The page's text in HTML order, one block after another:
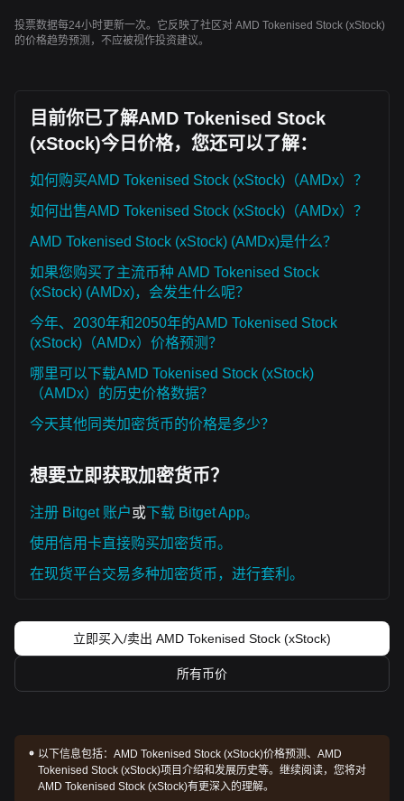
投票数据每24小时更新一次。它反映了社区对 AMD Tokenised Stock (xStock)
的价格趋势预测，不应被视作投资建议。
目前你已了解AMD Tokenised Stock
(xStock)今日价格，您还可以了解：
如何购买AMD Tokenised Stock (xStock)（AMDx）？
如何出售AMD Tokenised Stock (xStock)（AMDx）？
AMD Tokenised Stock (xStock) (AMDx)是什么？
如果您购买了主流币种 AMD Tokenised Stock
(xStock) (AMDx)，会发生什么呢？
今年、2030年和2050年的AMD Tokenised Stock
(xStock)（AMDx）价格预测？
哪里可以下载AMD Tokenised Stock (xStock)
（AMDx）的历史价格数据？
今天其他同类加密货币的价格是多少？
想要立即获取加密货币？
注册 Bitget 账户或下载 Bitget App。
使用信用卡直接购买加密货币。
在现货平台交易多种加密货币，进行套利。
立即买入/卖出 AMD Tokenised Stock (xStock)
所有币价
以下信息包括：AMD Tokenised Stock (xStock)价格预测、AMD
Tokenised Stock (xStock)项目介绍和发展历史等。继续阅读，您将对
AMD Tokenised Stock (xStock)有更深入的理解。